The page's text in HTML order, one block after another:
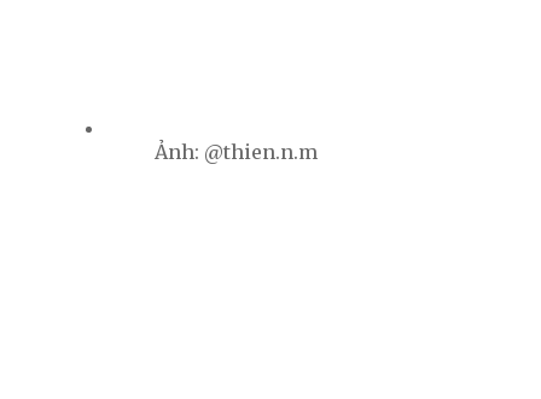
Ảnh: @thien.n.m